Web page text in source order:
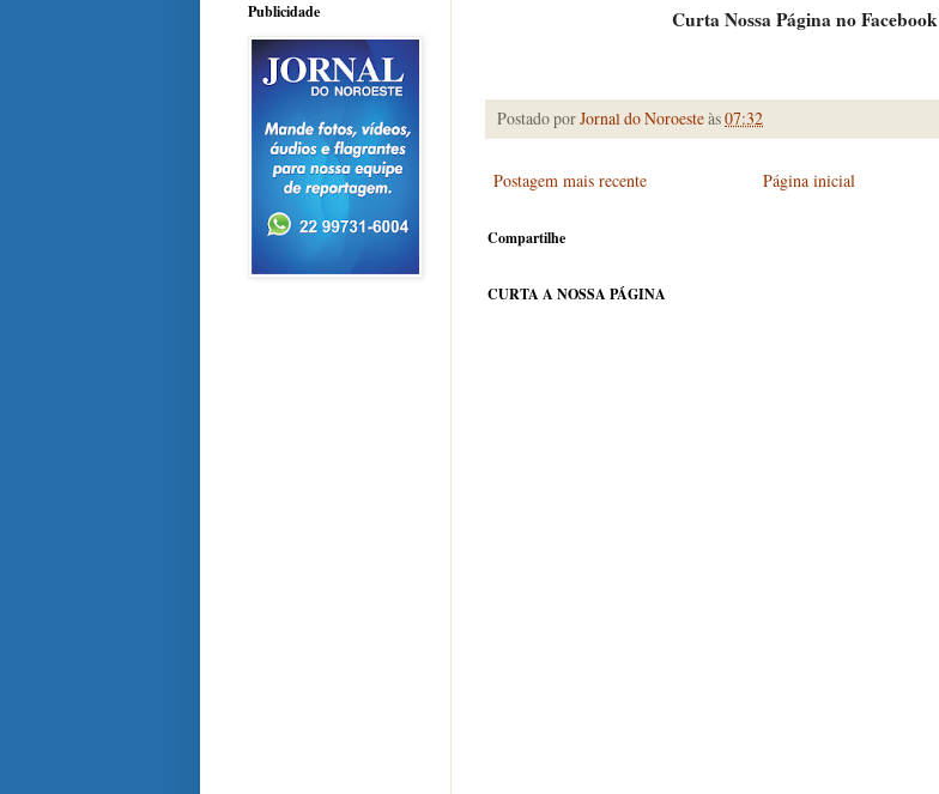
Curta Nossa Página no Facebook
Postado porJornal do Noroesteàs07:32
Postagem mais recente Página inicial
Compartilhe
CURTA A NOSSA PÁGINA
Publicidade